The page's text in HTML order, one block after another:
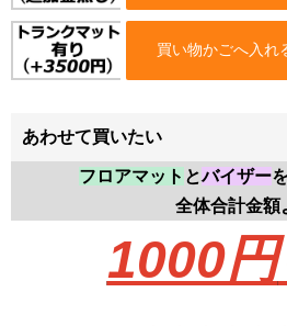
買い物かごへ入れ
あわせて買いたい
フロアマット とバイザー
全体合計金額
1000円